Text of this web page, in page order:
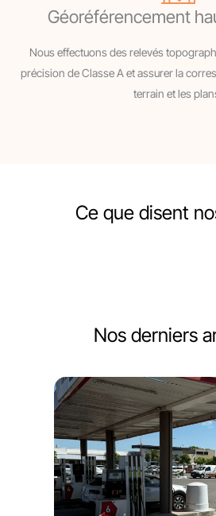
Géoréférencement
Nous effectuons des relevés
précision de Classe A et assurer la
terrain et les
Ce que disent
Nos derniers